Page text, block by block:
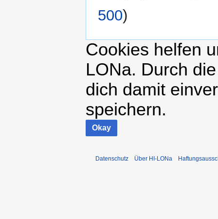
500)
Cookies helfen
LONa. Durch
dich damit
speichern.
Okay
Datenschutz Über HI-LONa